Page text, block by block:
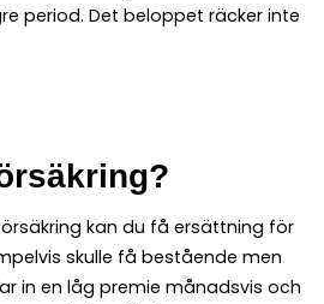
period. Det beloppet räcker inte
kan du få ersättning för
skulle få bestående men
in en låg premie månadsvis och